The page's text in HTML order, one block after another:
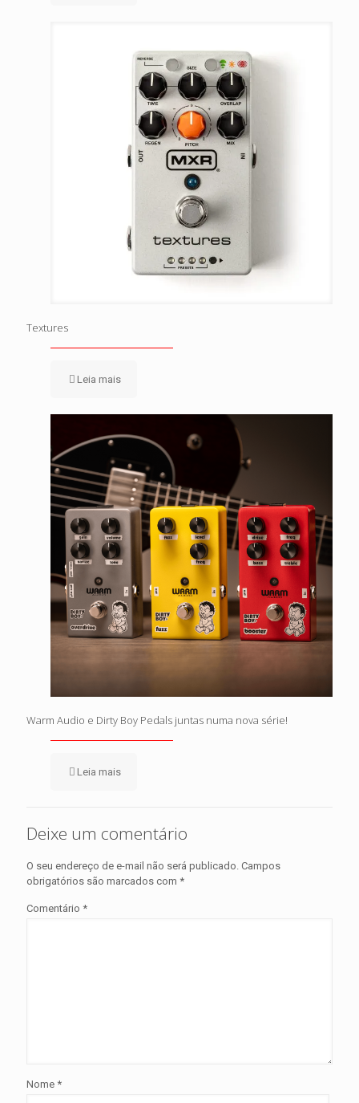
Textures
Leia mais
Warm Audio e Dirty Boy Pedals juntas numa nova série!
Leia mais
Deixe um comentário
O seu endereço de e-mail não será publicado. Campos
obrigatórios são marcados com *
Comentário *
Nome *